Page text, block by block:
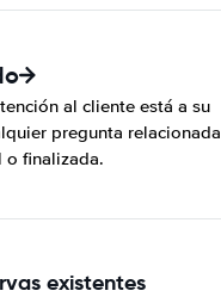
al cliente está a su
pregunta relacionada
o finalizada.
existentes